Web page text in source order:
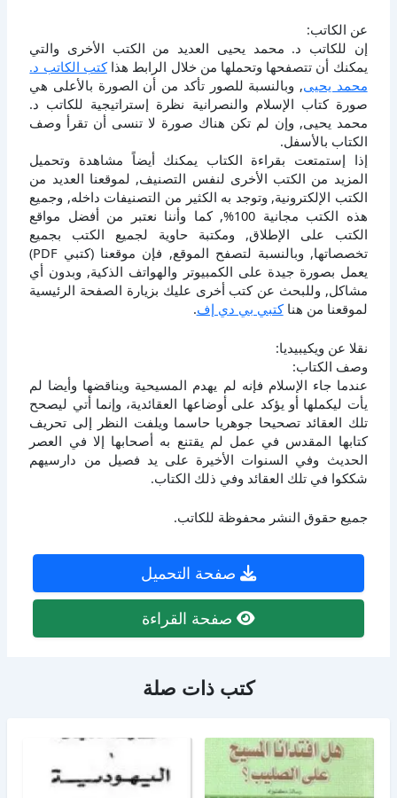
عن الكاتب:
إن للكاتب د. محمد يحيى العديد من الكتب الأخرى والتي
يمكنك أن تتصفحها وتحملها من خلال الرابط هذاكتب الكاتب د.
محمد يحيى, وبالنسبة للصور تأكد من أن الصورة بالأعلى هي
صورة كتاب الإسلام والنصرانية نظرة إستراتيجية للكاتب د.
محمد يحيى, وإن لم تكن هناك صورة لا تنسى أن تقرأ وصف
الكتاب بالأسفل.
إذا إستمتعت بقراءة الكتاب يمكنك أيضاً مشاهدة وتحميل
المزيد من الكتب الأخرى لنفس التصنيف, لموقعنا العديد من
الكتب الإلكترونية, وتوجد به الكثير من التصنيفات داخله, وجميع
هذه الكتب مجانية 100%, كما وأننا نعتبر من أفضل مواقع
الكتب على الإطلاق, ومكتبة حاوية لجميع الكتب بجميع
تخصصاتها, وبالنسبة لتصفح الموقع, فإن موقعنا (كتبي PDF)
يعمل بصورة جيدة على الكمبيوتر والهواتف الذكية, وبدون أي
مشاكل, وللبحث عن كتب أخرى عليك بزيارة الصفحة الرئيسية
لموقعنا من هناكتبي بي دي إف.
نقلا عن ويكيبيديا:
وصف الكتاب:
عندما جاء الإسلام فإنه لم يهدم المسيحية ويناقضها وأيضا لم
يأت ليكملها أو يؤكد على أوضاعها العقائدية، وإنما أتي ليصحح
تلك العقائد تصحيحا جوهريا حاسما ويلفت النظر إلى تحريف
كتابها المقدس في عمل لم يقتنع به أصحابها إلا في العصر
الحديث وفي السنوات الأخيرة على يد فصيل من دارسيهم
شككوا في تلك العقائد وفي ذلك الكتاب.
جميع حقوق النشر محفوظة للكاتب.
صفحة التحميل
صفحة القراءة
كتب ذات صلة